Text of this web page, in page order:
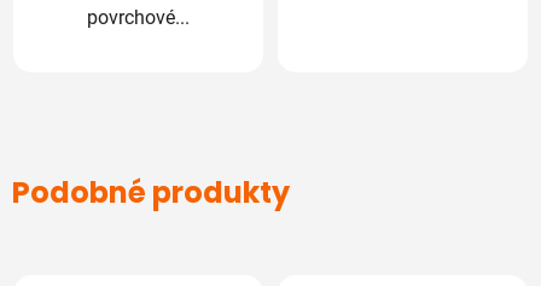
povrchové...
Podobné produkty